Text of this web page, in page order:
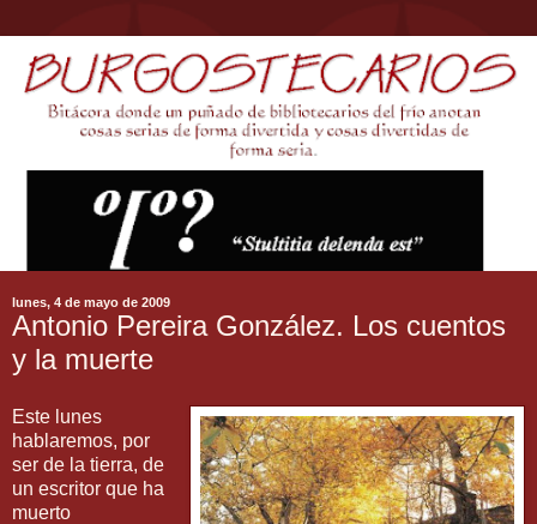
lunes, 4 de mayo de 2009
Antonio Pereira González. Los cuentos
y la muerte
Este lunes
hablaremos, por
ser de la tierra, de
un escritor que ha
muerto